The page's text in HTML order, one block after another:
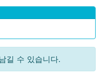
길 수 있습니다.